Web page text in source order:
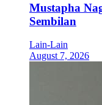
Mustapha
Sembilan
Lain-Lain
August 7, 2026